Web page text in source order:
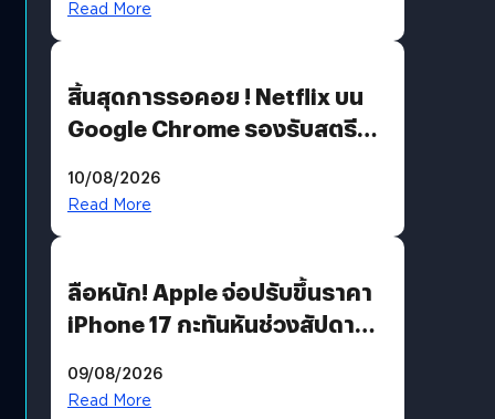
Read More
สิ้นสุดการรอคอย ! Netflix บน
Google Chrome รองรับสตรีม
เงื่อนไขที่กำหนด
10/08/2026
Read More
ลือหนัก! Apple จ่อปรับขึ้นราคา
iPhone 17 กะทันหันช่วงสัปดาห์ที่
09/08/2026
Read More